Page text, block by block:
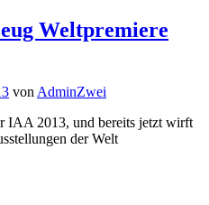
Weltpremiere
vonAdminZwei
IAA 2013, und bereits jetzt wirft
der Welt